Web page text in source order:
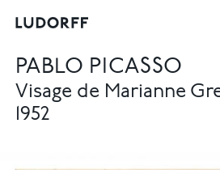
PABLO PICASSO
Visage de Marianne
1952